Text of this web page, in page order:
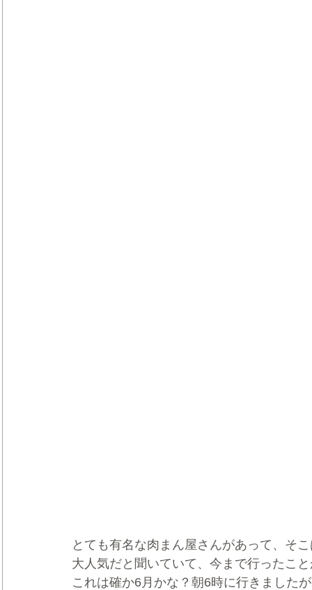
とても有名な肉まん屋さんがあって、そ
大人気だと聞いていて、今まで行ったこ
これは確か6月かな？朝6時に行きました